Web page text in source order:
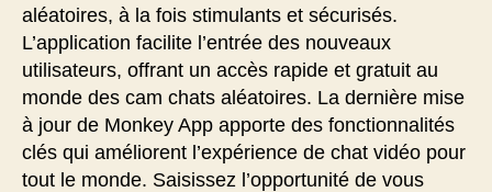
aléatoires, à la fois stimulants et sécurisés.
L’application facilite l’entrée des nouveaux
utilisateurs, offrant un accès rapide et gratuit au
monde des cam chats aléatoires. La dernière mise
à jour de Monkey App apporte des fonctionnalités
clés qui améliorent l’expérience de chat vidéo pour
tout le monde. Saisissez l’opportunité de vous